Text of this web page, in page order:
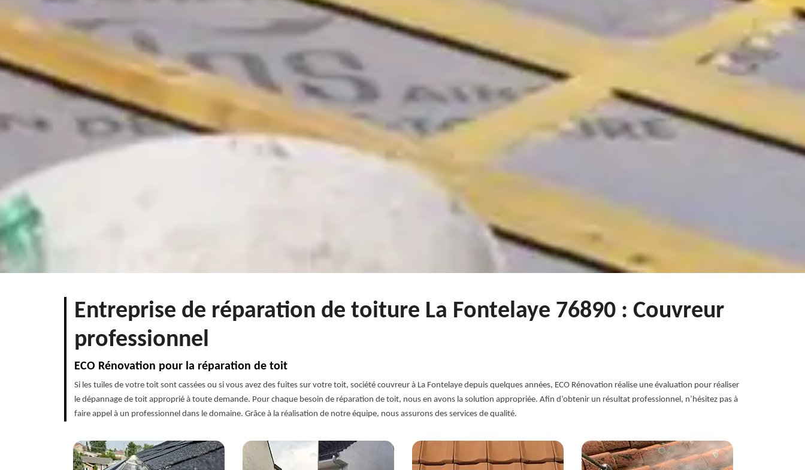
Entreprise de réparation de toiture La Fontelaye 76890 : Couvreur
professionnel
ECO Rénovation pour la réparation de toit
Si les tuiles de votre toit sont cassées ou si vous avez des fuites sur votre toit, société couvreur à La Fontelaye depuis quelques années, ECO Rénovation réalise une évaluation pour réaliser
le dépannage de toit approprié à toute demande. Pour chaque besoin de réparation de toit, nous en avons la solution appropriée. Afin d’obtenir un résultat professionnel, n’hésitez pas à
faire appel à un professionnel dans le domaine. Grâce à la réalisation de notre équipe, nous assurons des services de qualité.